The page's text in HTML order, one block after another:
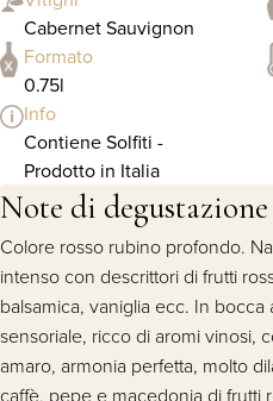
Cabernet Sauvignon
Formato
0.75l
Info
Contiene Solfiti -
Prodotto in Italia
Note di degustazione
Colore rosso rubino profondo.
intenso con descrittori di frutti
balsamica, vaniglia ecc. In
sensoriale, ricco di aromi vinosi,
amaro, armonia perfetta, molto
caffè, pepe e macedonia di frutti